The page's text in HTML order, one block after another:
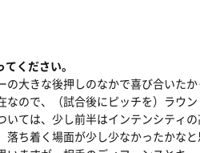
ください。
の大きな後押しのなかで喜び合いた
なので、（試合後にピッチを）ラウ
いては、少し前半はインテンシティ
落ち着く場面が少し少なかったかな